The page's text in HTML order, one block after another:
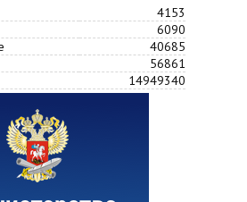
4153
6090
40685
56861
14949340